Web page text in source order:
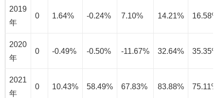
2019
年
0 1.64% -0.24% 7.10% 14.21% 16.58%
2020
年
0 -0.49% -0.50% -11.67% 32.64% 35.35%
2021
年
0 10.43% 58.49% 67.83% 83.88% 75.11%